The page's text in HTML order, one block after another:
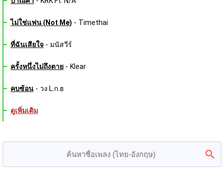
ไม่ใช่แฟน (Not Me) - Timethai
ที่ฉันเสียใจ - มนัสวีร์
ครั้งหนึ่งไม่ถึงตาย - Klear
คบซ้อน - วง L.ก.ฮ
ดูเพิ่มเติม